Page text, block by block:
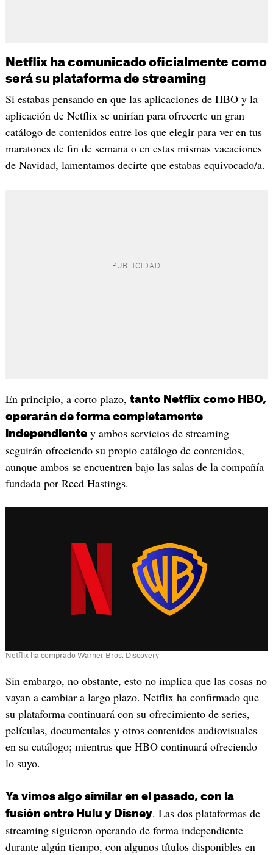
Netflix ha comunicado oficialmente como
será su plataforma de streaming
Si estabas pensando en que las aplicaciones de HBO y la
aplicación de Netflix se unirían para ofrecerte un gran
catálogo de contenidos entre los que elegir para ver en tus
maratones de fin de semana o en estas mismas vacaciones
de Navidad, lamentamos decirte que estabas equivocado/a.
En principio, a corto plazo, tanto Netflix como HBO,
operarán de forma completamente
independientey ambos servicios de streaming
seguirán ofreciendo su propio catálogo de contenidos,
aunque ambos se encuentren bajo las salas de la compañía
fundada por Reed Hastings.
Netflix ha comprado Warner Bros. Discovery
Sin embargo, no obstante, esto no implica que las cosas no
vayan a cambiar a largo plazo. Netflix ha confirmado que
su plataforma continuará con su ofrecimiento de series,
películas, documentales y otros contenidos audiovisuales
en su catálogo; mientras que HBO continuará ofreciendo
lo suyo.
Ya vimos algo similar en el pasado, con la
fusión entre Hulu y Disney. Las dos plataformas de
streaming siguieron operando de forma independiente
durante algún tiempo, con algunos títulos disponibles en